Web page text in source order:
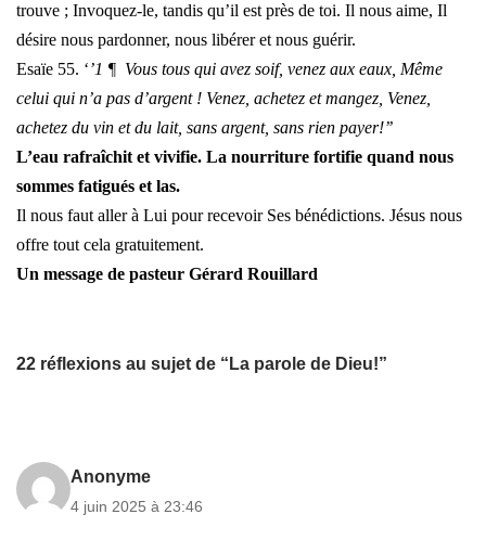
trouve ; Invoquez-le, tandis qu’il est près de toi. Il nous aime, Il
désire nous pardonner, nous libérer et nous guérir.
Esaïe 55. ‘’1 ¶ Vous tous qui avez soif, venez aux eaux, Même
celui qui n’a pas d’argent ! Venez, achetez et mangez, Venez,
achetez du vin et du lait, sans argent, sans rien payer!’’
L’eau rafraîchit et vivifie. La nourriture fortifie quand nous
sommes fatigués et las.
Il nous faut aller à Lui pour recevoir Ses bénédictions. Jésus nous
offre tout cela gratuitement.
Un message de pasteur Gérard Rouillard
22 réflexions au sujet de “La parole de Dieu!”
Anonyme
4 juin 2025 à 23:46